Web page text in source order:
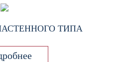
ТИПА